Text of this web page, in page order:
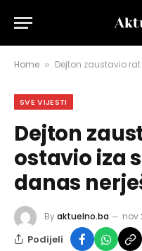
Home » Dejton zaustavio rat ali i
SVE VIJESTI
Dejton
ostavio iza
danas
Byaktuelno.ba nov
Podijeli